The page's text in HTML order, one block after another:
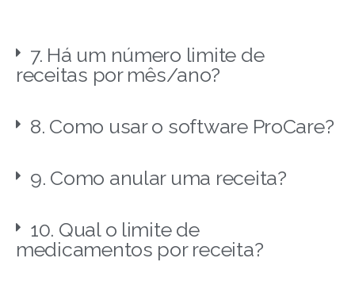
7. Há um número limite de
receitas por mês/ano?
8. Como usar o software ProCare?
9. Como anular uma receita?
10. Qual o limite de
medicamentos por receita?